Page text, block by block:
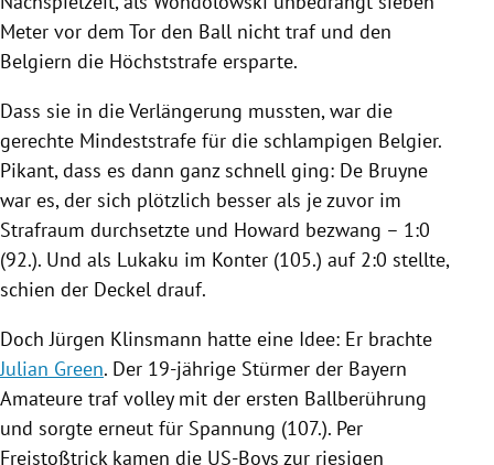
Meter vor dem Tor den Ball nicht traf und den
Belgiern die Höchststrafe ersparte.
Dass sie in die Verlängerung mussten, war die
gerechte Mindeststrafe für die schlampigen Belgier.
Pikant, dass es dann ganz schnell ging: De Bruyne
war es, der sich plötzlich besser als je zuvor im
Strafraum durchsetzte und Howard bezwang – 1:0
(92.). Und als Lukaku im Konter (105.) auf 2:0 stellte,
schien der Deckel drauf.
DochJürgen Klinsmann hatte eine Idee: Er brachte
Julian Green. Der 19-jährige Stürmer der Bayern
Amateure traf volley mit der ersten Ballberührung
und sorgte erneut für Spannung (107.). Per
Freistoßtrick kamen die US-Boys zur riesigen